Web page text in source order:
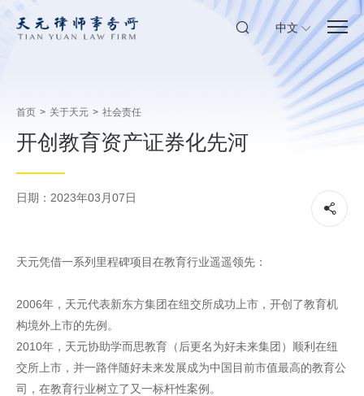
中文
首页 > 关于天元 > 社会责任
开创教育资产证券化先河
日期：2023年03月07日
天元凭借一系列里程碑项目在教育行业遥遥领先：
2006年，天元代表新东方集团在纽交所成功上市，开创了教育机
构境外上市的先例。
2010年，天元协助学而思教育（后更名为好未来集团）顺利在纽
交所上市，并一路伴随好未来发展成为中国目前市值最高的教育公
司，在教育行业树立了又一标杆性案例。